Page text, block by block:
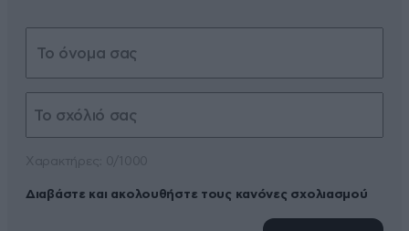
Διαβάστε και ακολουθήστε τους κανόνες σχολιασμού